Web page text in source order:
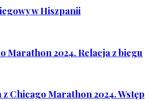
w Hiszpanii
Marathon 2024. Relacja z biegu
z Chicago Marathon 2024. Wstęp